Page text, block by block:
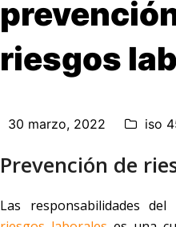
riesgos
30 marzo, 2022 iso
Prevención de
Las responsabilidades del